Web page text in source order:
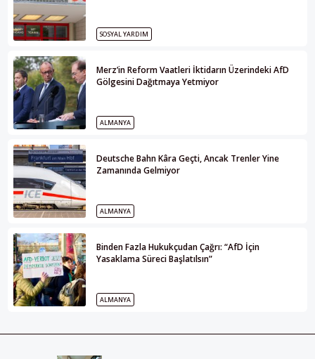
SOSYAL YARDIM
Merz’in Reform Vaatleri İktidarın Üzerindeki AfD
Gölgesini Dağıtmaya Yetmiyor
ALMANYA
Deutsche Bahn Kâra Geçti, Ancak Trenler Yine
Zamanında Gelmiyor
ALMANYA
Binden Fazla Hukukçudan Çağrı: “AfD İçin
Yasaklama Süreci Başlatılsın”
ALMANYA